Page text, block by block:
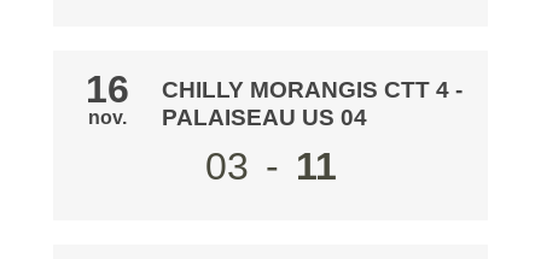
16
nov.
CHILLY MORANGIS CTT 4 -
PALAISEAU US 04
03 - 11